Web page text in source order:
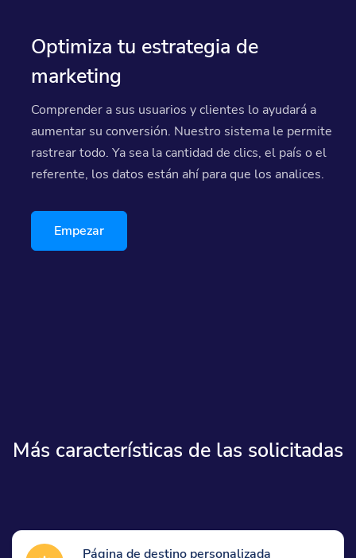
Optimiza tu estrategia de
marketing
Comprender a sus usuarios y clientes lo ayudará a
aumentar su conversión. Nuestro sistema le permite
rastrear todo. Ya sea la cantidad de clics, el país o el
referente, los datos están ahí para que los analices.
Empezar
Más características de las solicitadas
Página de destino personalizada